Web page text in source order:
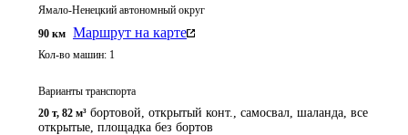
Ямало-Ненецкий автономный округ
90 км Маршрут на карте
Кол-во машин: 1
Варианты транспорта
20 т, 82 м³ бортовой, открытый конт., самосвал, шаланда, все
открытые, площадка без бортов